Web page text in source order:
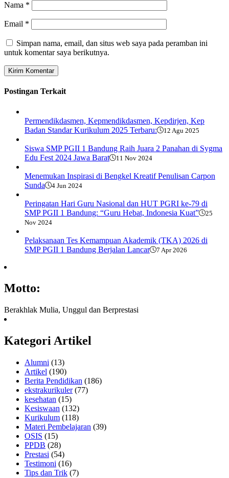
Nama *
Email *
Simpan nama, email, dan situs web saya pada peramban ini
untuk komentar saya berikutnya.
Postingan Terkait
Permendikdasmen, Kepmendikdasmen, Kepdirjen, Kep
Badan Standar Kurikulum 2025 Terbaru:
12 Agu 2025
Siswa SMP PGII 1 Bandung Raih Juara 2 Panahan di Sygma
Edu Fest 2024 Jawa Barat
11 Nov 2024
Menemukan Inspirasi di Bengkel Kreatif Penulisan Carpon
Sunda
4 Jun 2024
Peringatan Hari Guru Nasional dan HUT PGRI ke-79 di
SMP PGII 1 Bandung: “Guru Hebat, Indonesia Kuat”
25
Nov 2024
Pelaksanaan Tes Kemampuan Akademik (TKA) 2026 di
SMP PGII 1 Bandung Berjalan Lancar
7 Apr 2026
Motto:
Berakhlak Mulia, Unggul dan Berprestasi
Kategori Artikel
Alumni (13)
Artikel (190)
Berita Pendidikan (186)
ekstrakurikuler(77)
kesehatan (15)
Kesiswaan (132)
Kurikulum (118)
Materi Pembelajaran (39)
OSIS (15)
PPDB (28)
Prestasi (54)
Testimoni (16)
Tips dan Trik (7)